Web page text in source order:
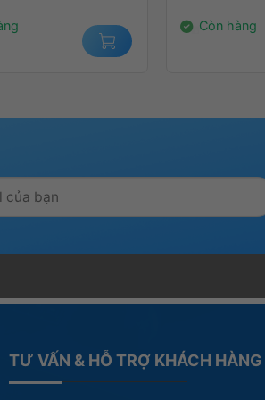
Còn hàng
TƯ VẤN & HỖ TRỢ KHÁCH HÀNG